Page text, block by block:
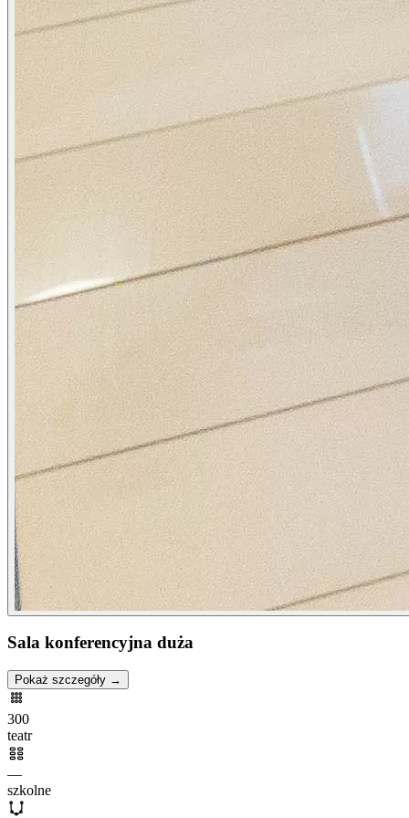
Sala konferencyjna duża
Pokaż szczegóły →
300
teatr
—
szkolne